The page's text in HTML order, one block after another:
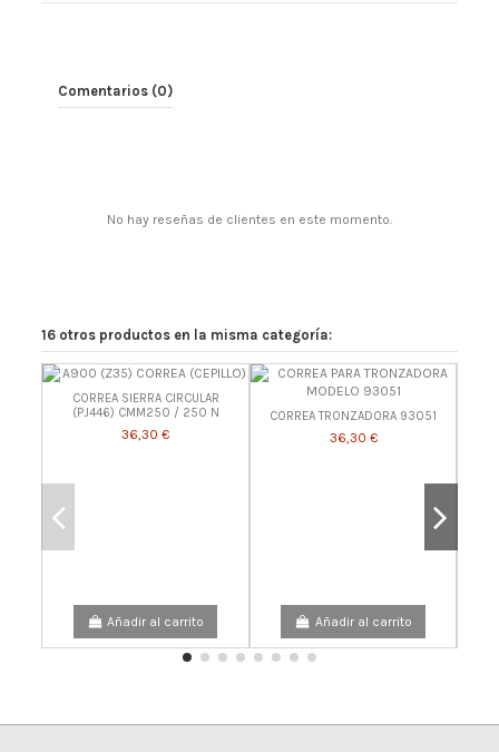
Comentarios (0)
No hay reseñas de clientes en este momento.
16 otros productos en la misma categoría:
CORREA SIERRA CIRCULAR
(PJ446) CMM250 / 250 N
36,30 €
Añadir al carrito
CORREA TRONZADORA 93051
36,30 €
Añadir al carrito